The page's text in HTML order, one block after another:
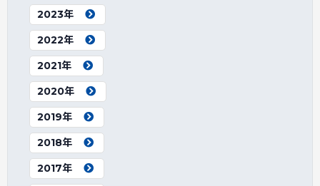
2023年
2022年
2021年
2020年
2019年
2018年
2017年